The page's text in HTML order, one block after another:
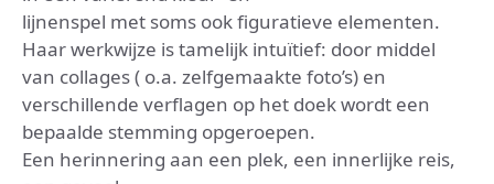
lijnenspel met soms ook figuratieve elementen.
Haar werkwijze is tamelijk intuïtief: door middel
van collages ( o.a. zelfgemaakte foto’s) en
verschillende verflagen op het doek wordt een
bepaalde stemming opgeroepen.
Een herinnering aan een plek, een innerlijke reis,